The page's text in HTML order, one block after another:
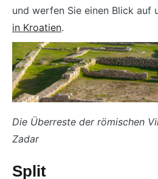
und werfen Sie einen Blick auf
in Kroatien.
Die Überreste der römischen
Zadar
Split